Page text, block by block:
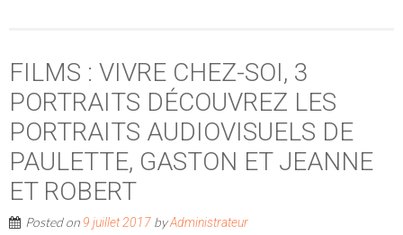
FILMS : VIVRE CHEZ-SOI, 3
PORTRAITS DÉCOUVREZ LES
PORTRAITS AUDIOVISUELS DE
PAULETTE, GASTON ET JEANNE
ET ROBERT
Posted on 9 juillet 2017 byAdministrateur